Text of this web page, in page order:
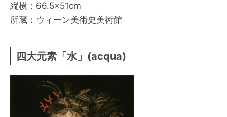
縦横：66.5×51cm
所蔵：ウィーン美術史美術館
四大元素「水」(acqua)